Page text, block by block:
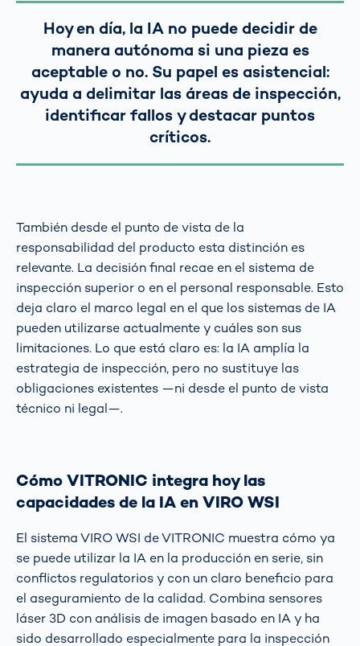
Hoy en día, la IA no puede decidir de
manera autónoma si una pieza es
aceptable o no. Su papel es asistencial:
ayuda a delimitar las áreas de inspección,
identificar fallos y destacar puntos
críticos.
También desde el punto de vista de la
responsabilidad del producto esta distinción es
relevante. La decisión final recae en el sistema de
inspección superior o en el personal responsable. Esto
deja claro el marco legal en el que los sistemas de IA
pueden utilizarse actualmente y cuáles son sus
limitaciones. Lo que está claro es: la IA amplía la
estrategia de inspección, pero no sustituye las
obligaciones existentes —ni desde el punto de vista
técnico ni legal—.
Cómo VITRONIC integra hoy las
capacidades de la IA en VIRO WSI
El sistema VIRO WSI de VITRONIC muestra cómo ya
se puede utilizar la IA en la producción en serie, sin
conflictos regulatorios y con un claro beneficio para
el aseguramiento de la calidad. Combina sensores
láser 3D con análisis de imagen basado en IA y ha
sido desarrollado especialmente para la inspección